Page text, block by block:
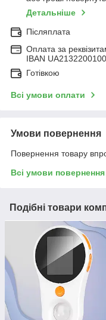
Детальніше
Післяплата
Оплата за
IBAN
Готівкою
Всі умови оплати
Умови повернення
Повернення товару
Всі умови повернення
Подібні товари